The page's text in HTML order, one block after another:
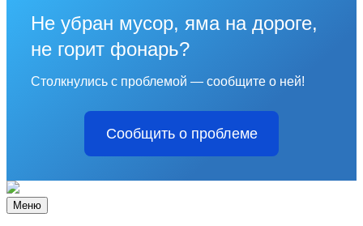
Не убран мусор, яма на дороге,
не горит фонарь?
Столкнулись с проблемой — сообщите о ней!
Сообщить о проблеме
Меню